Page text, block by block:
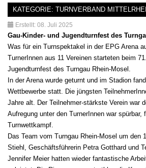
KATEGORIE: TURNVERBAND
Erstellt: 08. Juli 2025
Gau-Kinder- und Jugendturnfest des
Was für ein Turnspektakel in der EPG Arena
TurnerInnen aus 11 Vereinen starteten beim
Jugendturnfest des Turngau Rhein-Mosel.
In der Arena wurde geturnt und im Stadion
Wettbewerbe statt. Die jüngsten
Jahre alt. Der Teilnehmer-stärkste Verein war
Aufregung unter den TurnerInnen war spürbar,
Turnwettkampf.
Das Team vom Turngau Rhein-Mosel um den
Stiehl, Geschäftsführerin Petra Gotthard und
Jennifer Meier hatten wieder fantastische